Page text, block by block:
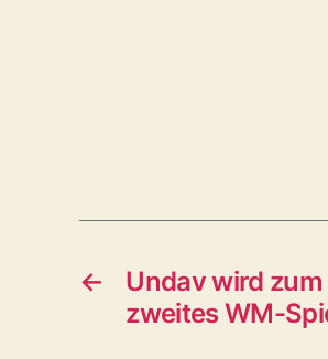
←
Undav wird
zweites WM-